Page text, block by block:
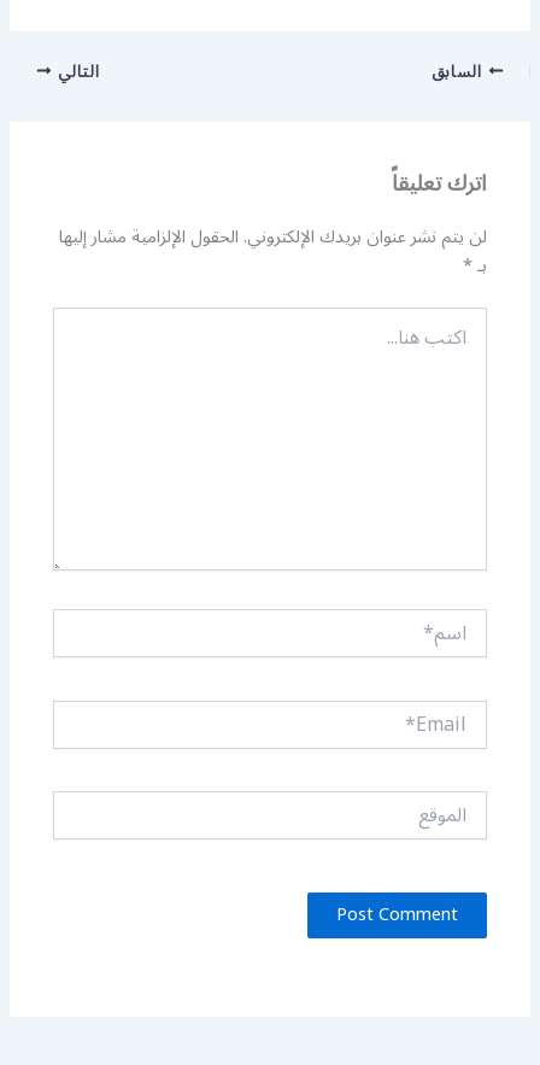
السابق التالي
اترك تعليقاً
لن يتم نشر عنوان بريدك الإلكتروني.الحقول الإلزامية مشار إليها
بـ*
اكتب
هنا...
اسم*
Email*
الموقع